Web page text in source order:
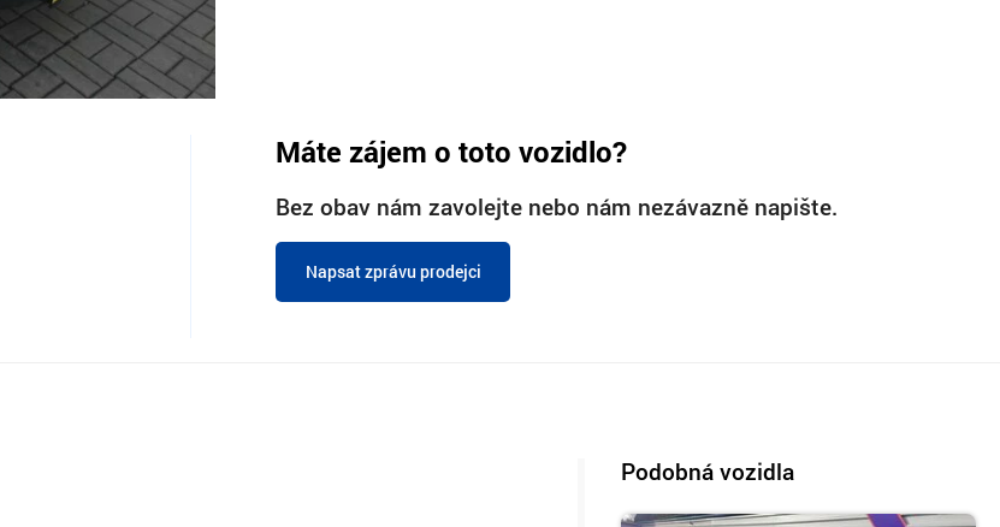
Máte zájem o toto vozidlo?
Bez obav nám zavolejte nebo nám nezávazně napište.
Napsat zprávu prodejci
Podobná vozidla